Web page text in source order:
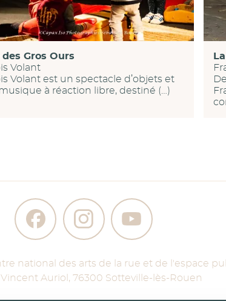
des Gros Ours
Volant
Volant est un spectacle d’objets et
à réaction libre, destiné (…)
national des arts de la rue et de l'espace
Vincent Auriol , 76300 Sotteville-lès-Rouen